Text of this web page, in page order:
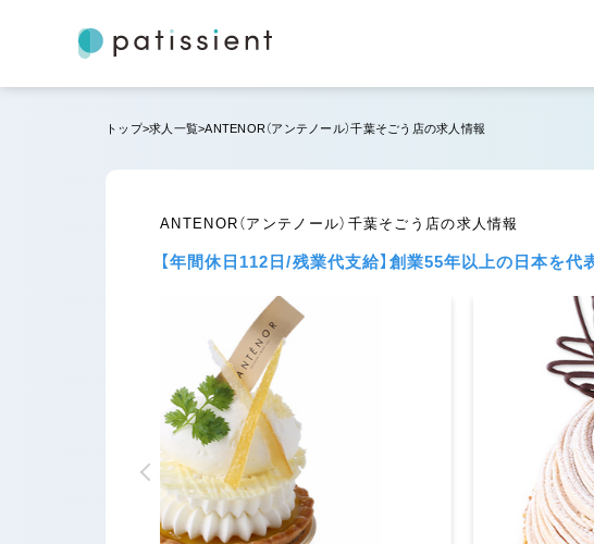
トップ 求人一覧 ANTENOR（アンテノール）千葉そごう店の求人情報
ANTENOR（アンテノール）千葉そごう店の求人情報
【年間休日112日/残業代支給】創業55年以上の日本を